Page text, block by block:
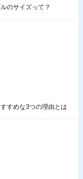
のサイズって？
すめな3つの理由とは